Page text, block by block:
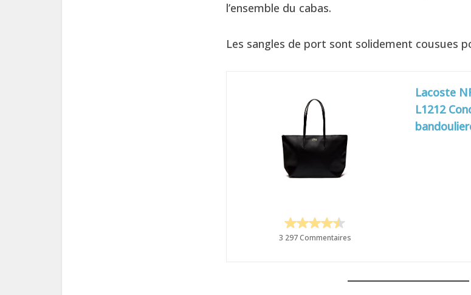
l’ensemble du cabas.
Les sangles de port sont solidement cousues
3 297 Commentaires
Lacoste
L1212